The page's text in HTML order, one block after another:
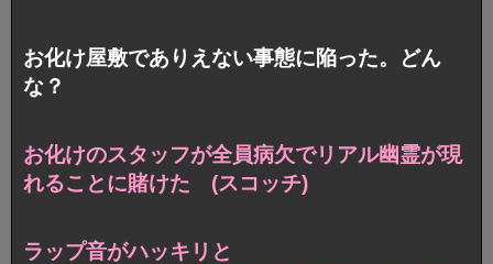
お化け屋敷でありえない事態に陥った。どん
な？
お化けのスタッフが全員病欠でリアル幽霊が現
れることに賭けた (スコッチ)
ラップ音がハッキリと